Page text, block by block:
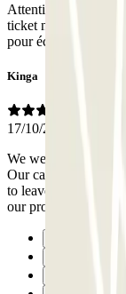
Attention aux
ticket normal, garer
pour échanger votre
Kinga
17/10/2022
We were staying for
Our card was not
to leave or enter we
our program. The